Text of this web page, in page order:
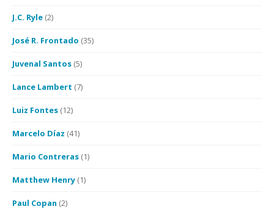
J.C. Ryle (2)
José R. Frontado (35)
Juvenal Santos (5)
Lance Lambert (7)
Luiz Fontes (12)
Marcelo Díaz (41)
Mario Contreras (1)
Matthew Henry (1)
Paul Copan (2)